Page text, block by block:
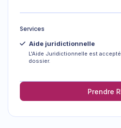
Services
Aide juridictionnelle
L'Aide Juridictionnelle est
dossier.
Prendre